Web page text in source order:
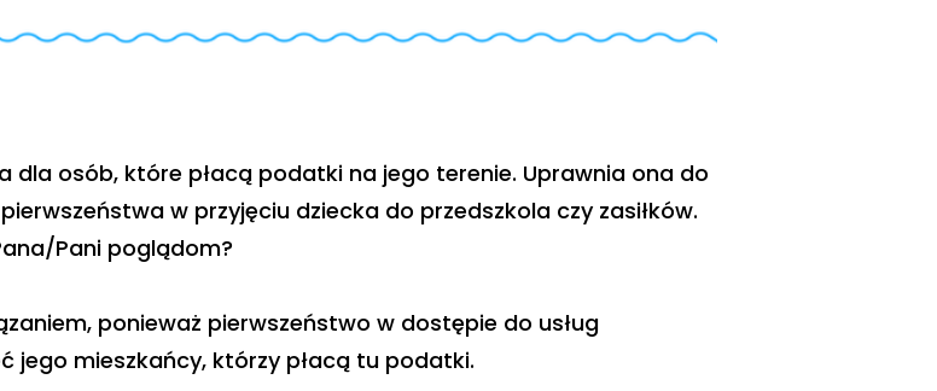
osób, które płacą podatki na jego terenie. Uprawnia ona do
w przyjęciu dziecka do przedszkola czy zasiłków.
Pani poglądom?
ponieważ pierwszeństwo w dostępie do usług
jego mieszkańcy, którzy płacą tu podatki.